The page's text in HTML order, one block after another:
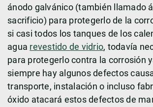
ánodo galvánico (también llamado
sacrificio) para protegerlo de la
si casi todos los tanques de los
agua revestido de vidrio, todavía
para protegerlo contra la corrosión
siempre hay algunos defectos
transporte, instalación o incluso
óxido atacará estos defectos de